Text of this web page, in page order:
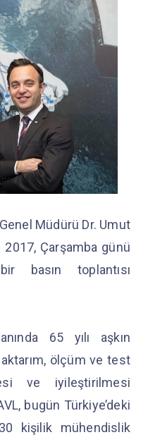
Müdürü Dr. Umut
2017, Çarşamba günü
basın toplantısı
65 yılı aşkın
ölçüm ve test
ve iyileştirilmesi
bugün Türkiye’deki
kişilik mühendislik